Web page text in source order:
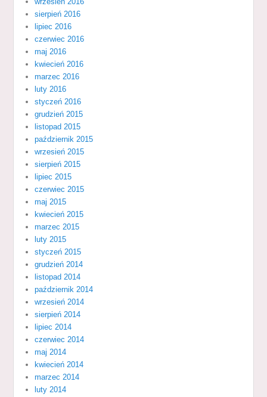
sierpień 2016
lipiec 2016
czerwiec 2016
maj 2016
kwiecień 2016
marzec 2016
luty 2016
styczeń 2016
grudzień 2015
listopad 2015
październik 2015
wrzesień 2015
sierpień 2015
lipiec 2015
czerwiec 2015
maj 2015
kwiecień 2015
marzec 2015
luty 2015
styczeń 2015
grudzień 2014
listopad 2014
październik 2014
wrzesień 2014
sierpień 2014
lipiec 2014
czerwiec 2014
maj 2014
kwiecień 2014
marzec 2014
luty 2014